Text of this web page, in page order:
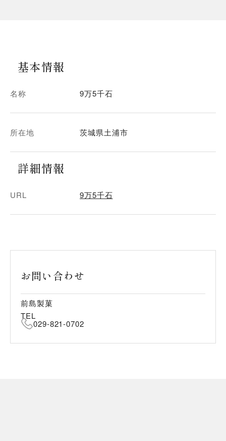
基本情報
名称 9万5千石
所在地 茨城県土浦市
詳細情報
URL 9万5千石
お問い合わせ
前島製菓
TEL
029-821-0702